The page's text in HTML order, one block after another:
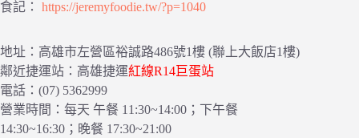
食記： https://jeremyfoodie.tw/?p=1040
地址：高雄市左營區裕誠路486號1樓 (聯上大飯店1樓)
鄰近捷運站：高雄捷運紅線R14巨蛋站
電話：(07) 5362999
營業時間：每天 午餐 11:30~14:00；下午餐
14:30~16:30；晚餐 17:30~21:00